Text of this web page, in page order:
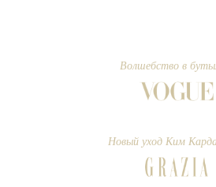
Волшебство в
Новый уход Ким